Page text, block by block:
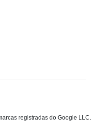
registradas do Google LLC.